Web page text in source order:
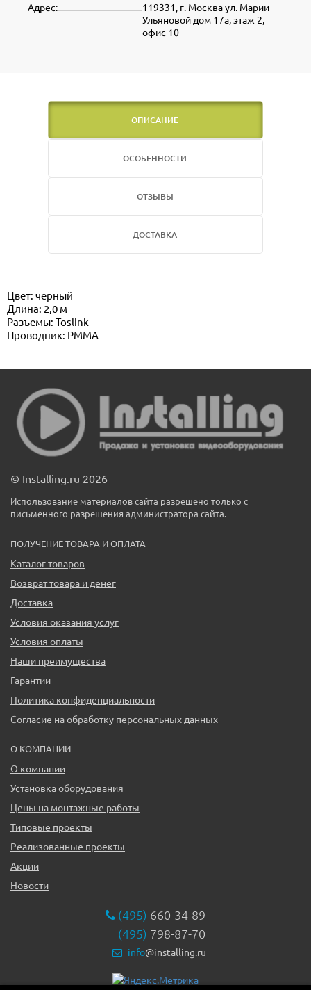
119331, г. Москва ул. Марии
Ульяновой дом 17а, этаж 2,
офис 10
Адрес:
ОПИСАНИЕ
ОСОБЕННОСТИ
ОТЗЫВЫ
ДОСТАВКА
Цвет: черный
Длина: 2,0 м
Разъемы: Toslink
Проводник: PMMA
© Installing.ru 2026
Использование материалов сайта разрешено только с
письменного разрешения администратора сайта.
ПОЛУЧЕНИЕ ТОВАРА И ОПЛАТА
Каталог товаров
Возврат товара и денег
Доставка
Условия оказания услуг
Условия оплаты
Наши преимущества
Гарантии
Политика конфиденциальности
Согласие на обработку персональных данных
О КОМПАНИИ
О компании
Установка оборудования
Цены на монтажные работы
Типовые проекты
Реализованные проекты
Акции
Новости
(495) 660-34-89
(495) 798-87-70
info@installing.ru